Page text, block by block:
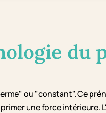
du
ou "constant". Ce
une force intérieure.